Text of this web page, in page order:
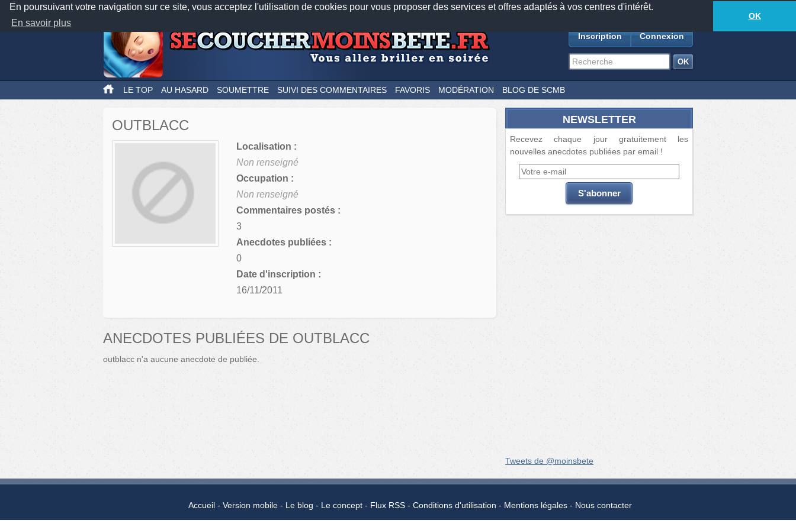
En poursuivant votre navigation sur ce site, vous acceptez l'utilisation de cookies pour vous proposer des services et offres adaptés à vos centres d'intérêt.
En savoir plus
OK
Nos applications mobiles Newsletter Facebook
TwitterFeeds18877anecdotes-556lecteurs connectés
Inscription Connexion
LE TOP AU HASARD SOUMETTRE SUIVI DES COMMENTAIRES FAVORIS MODÉRATION BLOG DE SCMB
OUTBLACC
Localisation :
Non renseigné
Occupation :
Non renseigné
Commentaires postés :
3
Anecdotes publiées :
0
Date d'inscription :
16/11/2011
ANECDOTES PUBLIÉES DE OUTBLACC
outblacc n'a aucune anecdote de publiée.
NEWSLETTER
Recevez chaque jour gratuitement les
nouvelles anecdotes publiées par email !
Tweets de @moinsbete
Accueil Version mobile Le blog Le concept Flux RSS Conditions d'utilisation Mentions légales Nous contacter